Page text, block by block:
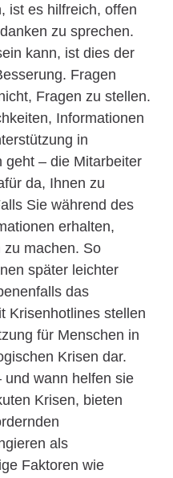
ist es hilfreich, offen
zu sprechen.
kann, ist dies der
Fragen
Fragen zu stellen.
Informationen
in
geht – die Mitarbeiter
da, Ihnen zu
Sie während des
erhalten,
machen. So
später leichter
das
Krisenhotlines stellen
für Menschen in
Krisen dar.
und wann helfen sie
Krisen, bieten
als
Faktoren wie